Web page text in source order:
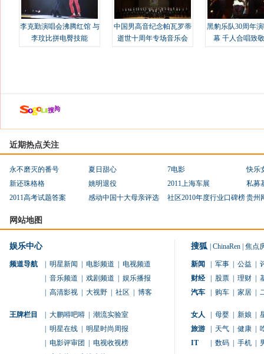
李克勤演唱会沸腾红馆 与
李玟比拼电臀技能
中国男高音纪念帕瓦罗蒂
逝世十周年专场音乐会
黑豹乐队30周年
幕 千人合唱致
近期热点关注
永不磨灭的番号 夏日甜心 7电影
快乐
新还珠格格
姚明退役 2011上海车展
私募
2011高考试题答案
感动中国十大母亲评选 社区2010年度行业口碑榜贵州
网站地图
娱乐中心
频道导航 明星新闻 电影频道
电视频道
音乐频道 戏剧频道
娱乐播报
高清影视 大视野 社区 博客
王牌栏目 大鹏嘚吧嘚
潮流实验室
明星在线
明星时尚周报
电影评审团
电视收视榜
搜狐 ChinaRen 焦点
新闻 军事 公益
财经
股票 理财
汽车
购车 家居
女人 母婴 新娘
旅游
天气 健康
IT
数码 手机